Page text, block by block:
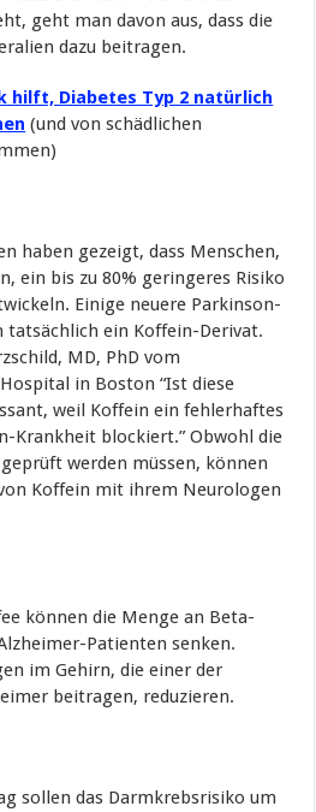
geht man davon aus, dass die
dazu beitragen.
hilft, Diabetes Typ 2 natürlich
(und von schädlichen
haben gezeigt, dass Menschen,
ein bis zu 80% geringeres Risiko
Einige neuere Parkinson-
ein Koffein-Derivat.
MD, PhD vom
in Boston “Ist diese
weil Koffein ein fehlerhaftes
Krankheit blockiert.” Obwohl die
werden müssen, können
Koffein mit ihrem Neurologen
können die Menge an Beta-
Patienten senken.
im Gehirn, die einer der
beitragen, reduzieren.
sollen das Darmkrebsrisiko um